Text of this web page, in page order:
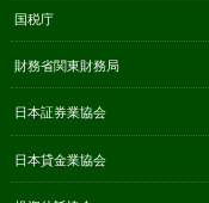
国税庁
財務省関東財務局
日本証券業協会
日本貸金業協会